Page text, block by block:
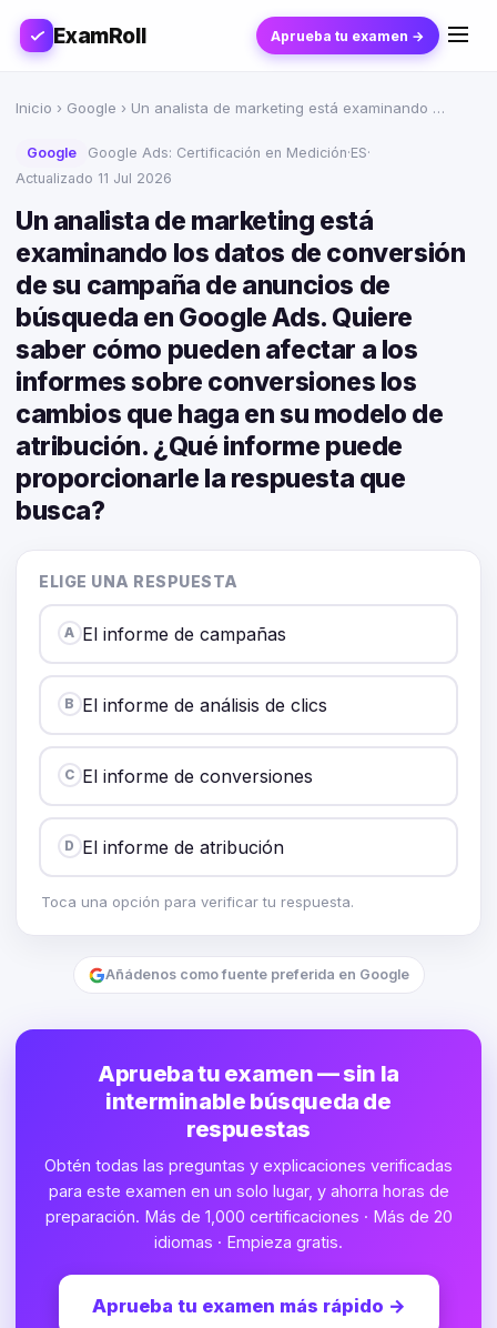
ExamRoll Aprueba tu examen →
Inicio › Google › Un analista de marketing está examinando …
Google Google Ads: Certificación en Medición·ES·
Actualizado 11 Jul 2026
Un analista de marketing está
examinando los datos de conversión
de su campaña de anuncios de
búsqueda en Google Ads. Quiere
saber cómo pueden afectar a los
informes sobre conversiones los
cambios que haga en su modelo de
atribución. ¿Qué informe puede
proporcionarle la respuesta que
busca?
ELIGE UNA RESPUESTA
A El informe de campañas
B El informe de análisis de clics
C El informe de conversiones
D El informe de atribución
Toca una opción para verificar tu respuesta.
Añádenos como fuente preferida en Google
Aprueba tu examen — sin la
interminable búsqueda de
respuestas
Obtén todas las preguntas y explicaciones verificadas
para este examen en un solo lugar, y ahorra horas de
preparación. Más de 1,000 certificaciones · Más de 20
idiomas · Empieza gratis.
Aprueba tu examen más rápido →